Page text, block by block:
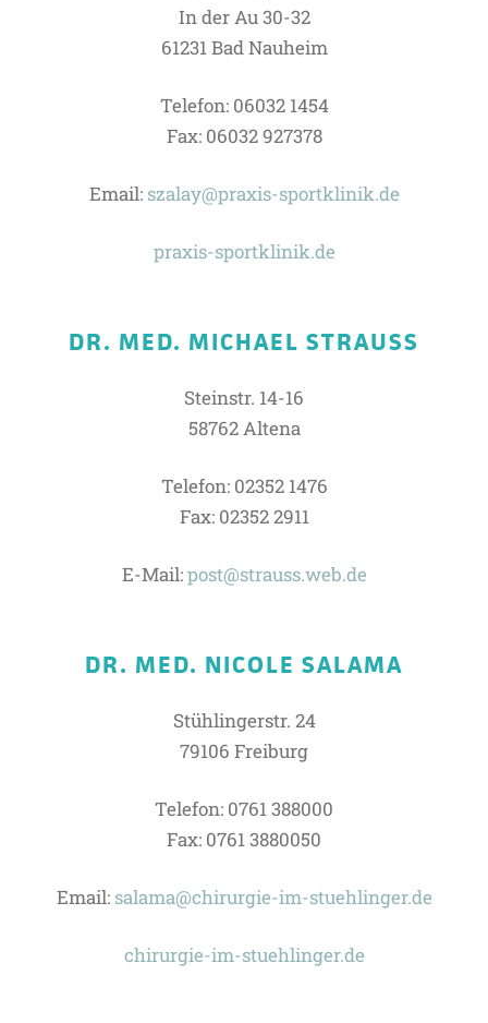
In der Au 30-32
61231 Bad Nauheim
Telefon: 06032 1454
Fax: 06032 927378
Email: szalay@praxis-sportklinik.de
praxis-sportklinik.de
DR. MED. MICHAEL STRAUSS
Steinstr. 14-16
58762 Altena
Telefon: 02352 1476
Fax: 02352 2911
E-Mail:post@strauss.web.de
DR. MED. NICOLE SALAMA
Stühlingerstr. 24
79106 Freiburg
Telefon: 0761 388000
Fax: 0761 3880050
Email: salama@chirurgie-im-stuehlinger.de
chirurgie-im-stuehlinger.de